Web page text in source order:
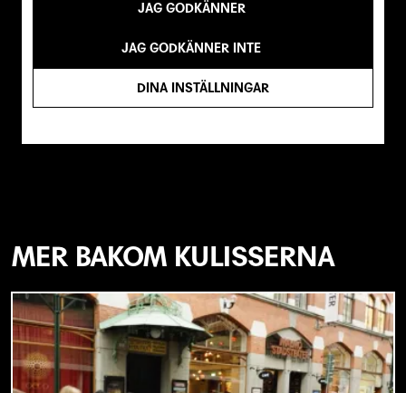
MER BAKOM KULISSERNA
JAG GODKÄNNER
JAG GODKÄNNER INTE
DINA INSTÄLLNINGAR